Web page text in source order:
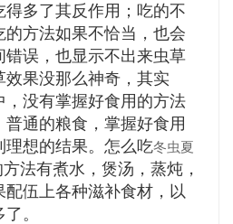
得多了其反作用；吃的不
方法如果不恰当，也会
误，也显示不出来虫草
效果没那么神奇，其实
没有掌握好食用的方法
通的粮食，掌握好食用
想的结果。怎么吃冬虫夏
法有煮水，煲汤，蒸炖，
伍上各种滋补食材，以
。